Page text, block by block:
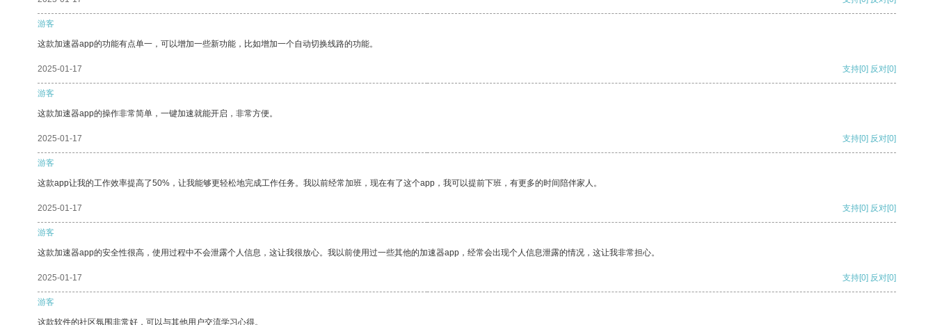
游客
这款加速器app的功能有点单一，可以增加一些新功能，比如增加一个自动切换线路的功能。
2025-01-17 支持[0] 反对[0]
游客
这款加速器app的操作非常简单，一键加速就能开启，非常方便。
2025-01-17 支持[0] 反对[0]
游客
这款app让我的工作效率提高了50%，让我能够更轻松地完成工作任务。我以前经常加班，现在有了这个app，我可以提前下班，有更多的时间陪伴家人。
2025-01-17 支持[0] 反对[0]
游客
这款加速器app的安全性很高，使用过程中不会泄露个人信息，这让我很放心。我以前使用过一些其他的加速器app，经常会出现个人信息泄露的情况，这让我非常担心。
2025-01-17 支持[0] 反对[0]
游客
这款软件的社区氛围非常好，可以与其他用户交流学习心得。